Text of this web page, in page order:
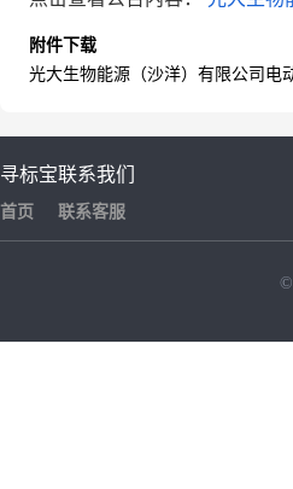
附件下载
光大生物能源（沙洋）有限公司电
寻标宝
首页
联系我们
联系客服
©